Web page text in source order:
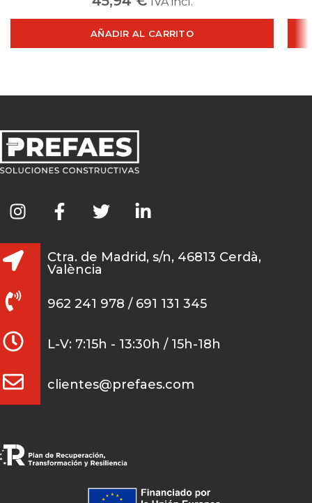
AÑADIR AL CARRITO
Ctra. de Madrid, s/n, 46813 Cerdà,
València
962 241 978 / 691 131 345
L-V: 7:15h - 13:30h / 15h-18h
clientes@prefaes.com